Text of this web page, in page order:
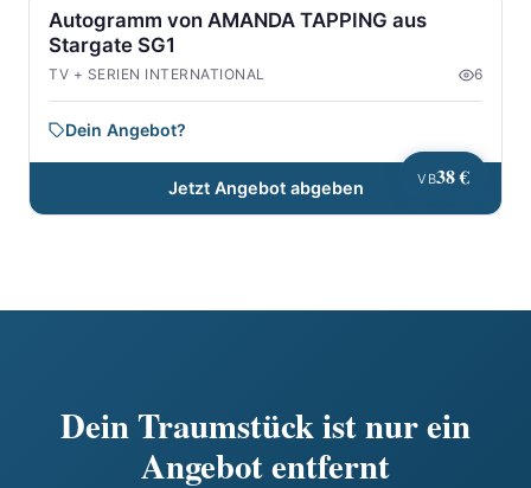
VB38 €
Autogramm von AMANDA TAPPING aus
Stargate SG1
TV + SERIEN INTERNATIONAL 6
Dein Angebot?
Jetzt Angebot abgeben
Dein Traumstück ist nur ein
Angebot entfernt